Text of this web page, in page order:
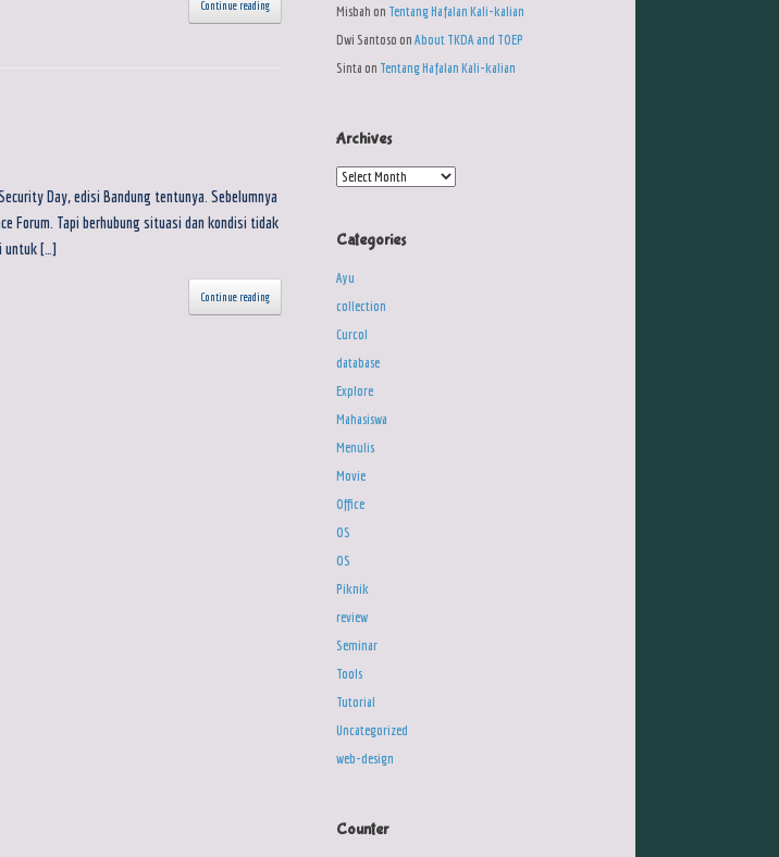
Continue reading
Day, edisi Bandung tentunya. Sebelumnya
Forum. Tapi berhubung situasi dan kondisi tidak
untuk […]
Continue reading
Misbah on Tentang Hafalan Kali-kalian
Dwi Santoso onAbout TKDA and TOEP
Sinta on Tentang Hafalan Kali-kalian
Archives
Archives
Categories
Ayu
collection
Curcol
database
Explore
Mahasiswa
Menulis
Movie
Office
OS
OS
Piknik
review
Seminar
Tools
Tutorial
Uncategorized
web-design
Counter